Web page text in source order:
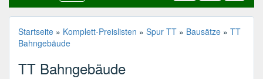
Startseite » Komplett-Preislisten » Spur TT » Bausätze » TT
Bahngebäude
TT Bahngebäude